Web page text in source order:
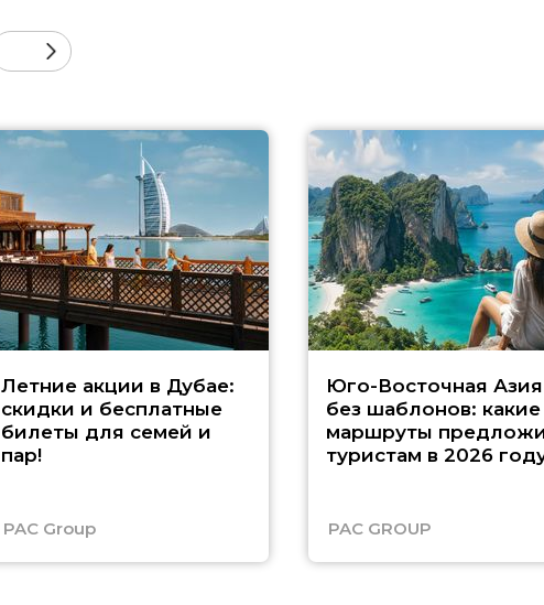
Летние акции в Дубае:
скидки и бесплатные
билеты для семей и
пар!
PAC Group
Юго-Восточная Азия
без шаблонов: какие
маршруты
туристам в 2026
PAC GROUP